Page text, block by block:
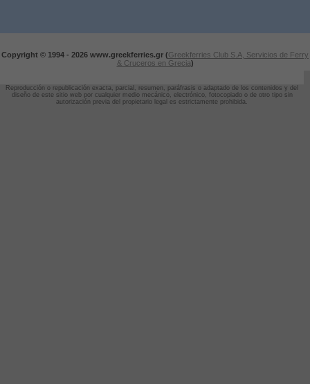
Copyright © 1994 - 2026 www.greekferries.gr (Greekferries Club S.A, Servicios de Ferry
& Cruceros en Grecia)
Reproducción o republicación exacta, parcial, resumen, paráfrasis o adaptado de los contenidos y del
diseño de este sitio web por cualquier medio mecánico, electrónico, fotocopiado o de otro tipo sin
autorización previa del propietario legal es estrictamente prohibida.